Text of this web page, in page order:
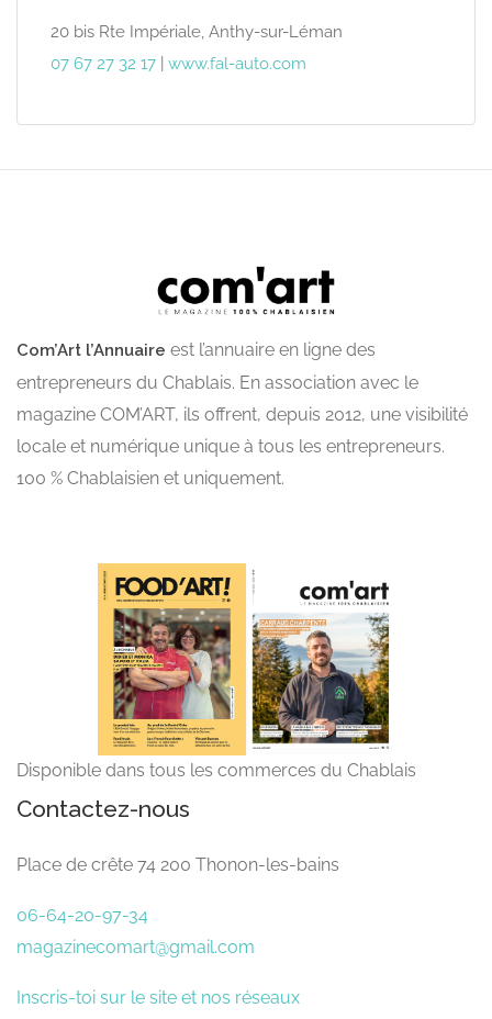
20 bis Rte Impériale, Anthy-sur-Léman
07 67 27 32 17
www.fal-auto.com
Com’Art l’Annuaire est l’annuaire en ligne des
entrepreneurs du Chablais. En association avec le
magazine COM’ART, ils offrent, depuis 2012, une visibilité
locale et numérique unique à tous les entrepreneurs.
100 % Chablaisien et uniquement.
Disponible dans tous les commerces du Chablais
Contactez-nous
Place de crête 74 200 Thonon-les-bains
06-64-20-97-34
magazinecomart@gmail.com
Inscris-toi sur le site et nos réseaux